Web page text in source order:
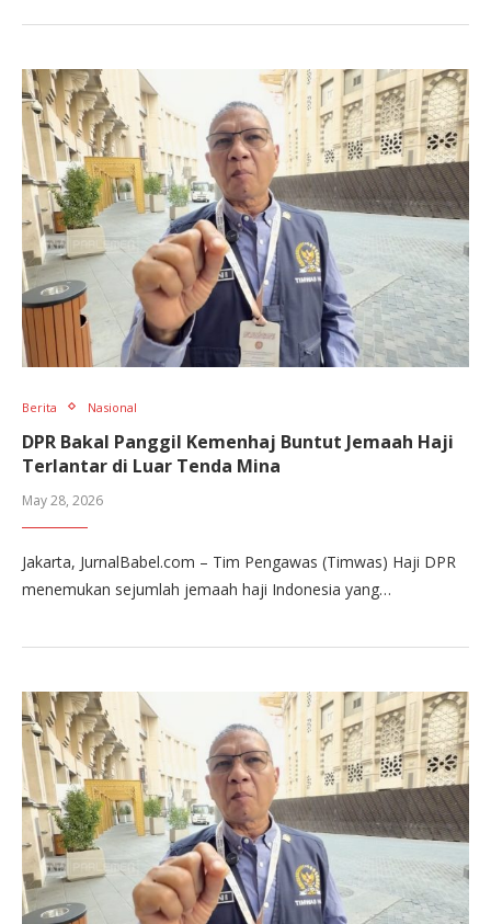
Berita Nasional
DPR Bakal Panggil Kemenhaj Buntut Jemaah Haji
Terlantar di Luar Tenda Mina
May 28, 2026
Jakarta, JurnalBabel.com – Tim Pengawas (Timwas) Haji DPR
menemukan sejumlah jemaah haji Indonesia yang…